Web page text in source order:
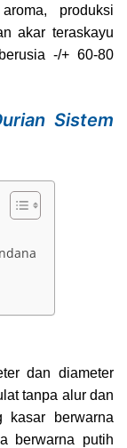
produksi
akar teraskayu
-/+ 60-80
Sistem
dan diameter
tanpa alur dan
kasar berwarna
berwarna putih